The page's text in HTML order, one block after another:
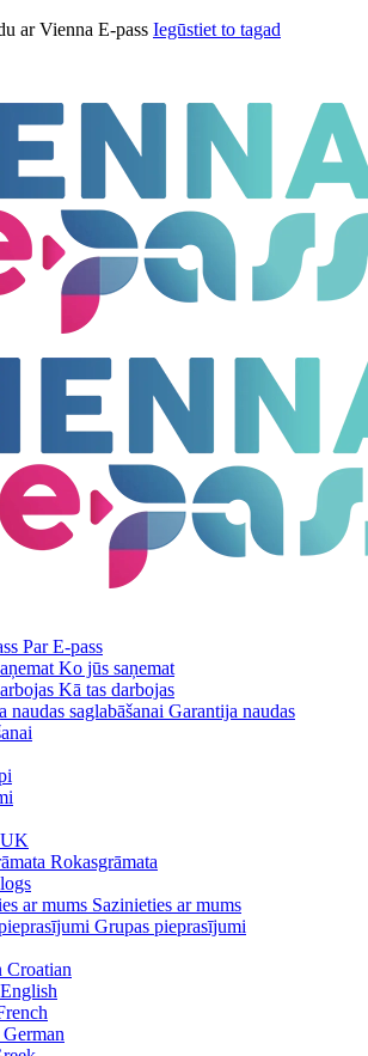
ar Vienna E-pass Iegūstiet to tagad
Par E-pass
Ko jūs saņemat
Kā tas darbojas
naudas saglabāšanai Garantija naudas
Rokasgrāmata
ar mums Sazinieties ar mums
Grupas pieprasījumi
Croatian
English
German